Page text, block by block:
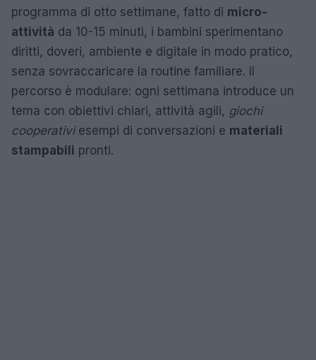
programma di otto settimane, fatto di micro-
attività da 10-15 minuti, i bambini sperimentano
diritti, doveri, ambiente e digitale in modo pratico,
senza sovraccaricare la routine familiare. Il
percorso è modulare: ogni settimana introduce un
tema con obiettivi chiari, attività agili, giochi
cooperativiesempi di conversazioni e materiali
stampabili pronti.